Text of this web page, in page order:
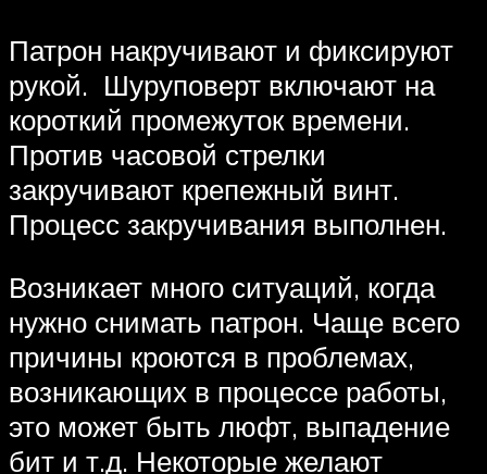
Патрон накручивают и фиксируют
рукой. Шуруповерт включают на
короткий промежуток времени.
Против часовой стрелки
закручивают крепежный винт.
Процесс закручивания выполнен.
Возникает много ситуаций, когда
нужно снимать патрон. Чаще всего
причины кроются в проблемах,
возникающих в процессе работы,
это может быть люфт, выпадение
бит и т.д. Некоторые желают